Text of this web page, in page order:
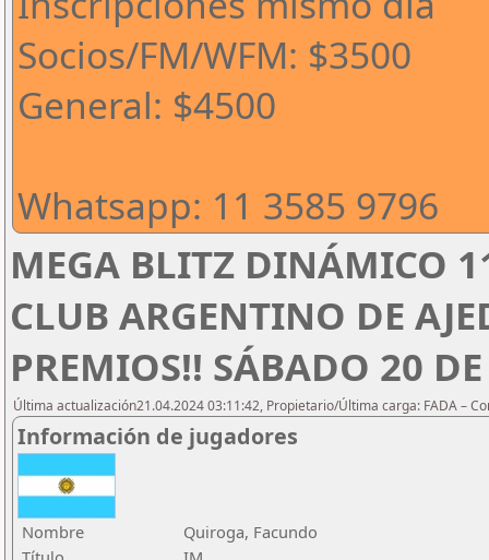
Socios/FM/WFM: $3500
General: $4500
Whatsapp: 11 3585 9796
MEGA BLITZ DINÁMICO
CLUB ARGENTINO DE
PREMIOS!! SÁBADO 20
Última actualización21.04.2024 03:11:42, Propietario/Última carga: FADA –
Información de jugadores
Nombre
Quiroga, Facundo